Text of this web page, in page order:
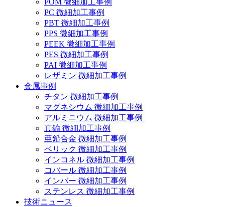
PC 微細加工事例
PBT 微細加工事例
PPS 微細加工事例
PEEK 微細加工事例
PES 微細加工事例
PAI 微細加工事例
レザミン 微細加工事例
金属事例
チタン 微細加工事例
マグネシウム 微細加工事例
アルミニウム 微細加工事例
真鍮 微細加工事例
亜鉛合金 微細加工事例
ベリック 微細加工事例
インコネル 微細加工事例
コバール 微細加工事例
インバー 微細加工事例
ステンレス 微細加工事例
技術ニュース